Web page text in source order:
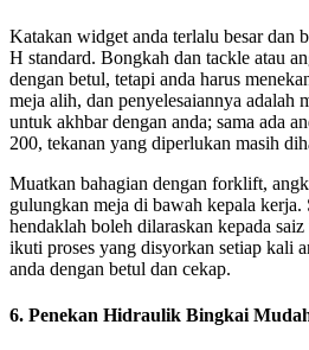
Katakan widget anda terlalu besar dan
H standard. Bongkah dan tackle atau
dengan betul, tetapi anda harus
meja alih, dan penyelesaiannya adalah
untuk akhbar dengan anda; sama ada
200, tekanan yang diperlukan masih
Muatkan bahagian dengan forklift,
gulungkan meja di bawah kepala kerja.
hendaklah boleh dilaraskan kepada
ikuti proses yang disyorkan setiap kali
anda dengan betul dan cekap.
6. Penekan Hidraulik Bingkai